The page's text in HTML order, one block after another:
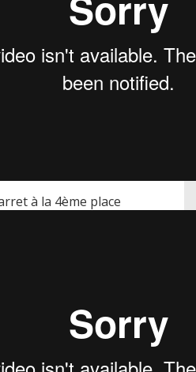
à la 4ème place